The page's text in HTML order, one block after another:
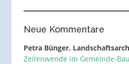
Neue Kommentare
Petra Bünger,
Zeitenwende im Gemeinde-